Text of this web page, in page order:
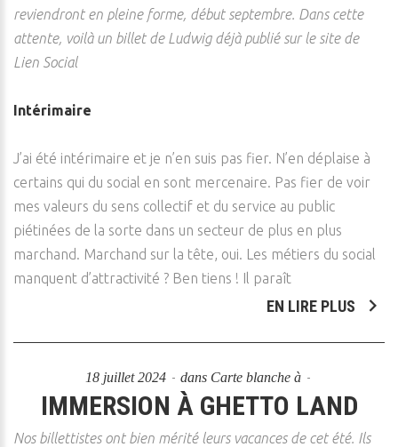
reviendront en pleine forme, début septembre. Dans cette
attente, voilà un billet de Ludwig déjà publié sur le site de
Lien Social
Intérimaire
J’ai été intérimaire et je n’en suis pas fier. N’en déplaise à
certains qui du social en sont mercenaire. Pas fier de voir
mes valeurs du sens collectif et du service au public
piétinées de la sorte dans un secteur de plus en plus
marchand. Marchand sur la tête, oui. Les métiers du social
manquent d’attractivité ? Ben tiens ! Il paraît
EN LIRE PLUS
18 juillet 2024 dans Carte blanche à
IMMERSION À GHETTO LAND
Nos billettistes ont bien mérité leurs vacances de cet été. Ils